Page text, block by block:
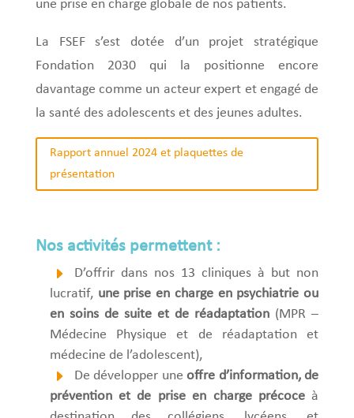
une prise en charge globale de nos patients.
La FSEF s’est dotée d’un projet stratégique
Fondation 2030 qui la positionne encore
davantage comme un acteur expert et engagé de
la santé des adolescents et des jeunes adultes.
Rapport annuel 2024 et plaquettes de
présentation
Nos activités permettent :
D’offrir dans nos 13 cliniques à but non
lucratif, une prise en charge en psychiatrie ou
en soins de suite et de réadaptation (MPR –
Médecine Physique et de réadaptation et
médecine de l’adolescent),
De développer uneoffre d’information, de
prévention et de prise en charge précoceà